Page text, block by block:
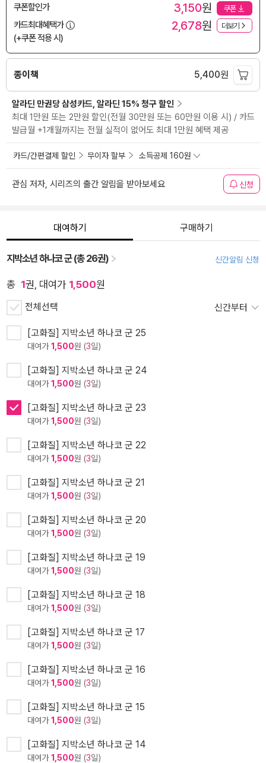
쿠폰할인가 3,150원 쿠폰
카드최대혜택가
(+쿠폰 적용 시)
2,678원 더보기
종이책 5,400원
알라딘 만권당 삼성카드, 알라딘 15% 청구 할인
최대 1만원 또는 2만원 할인(전월 30만원 또는 60만원 이용 시) / 카드
발급월 +1개월까지는 전월 실적이 없어도 최대 1만원 혜택 제공
카드/간편결제 할인 무이자 할부 소득공제 160원
관심 저자, 시리즈의 출간 알림을 받아보세요 신청
대여하기 구매하기
지박소년 하나코 군 (총 26권) 신간알림 신청
총 1권, 대여가 1,500원
전체선택 신간부터
[고화질] 지박소년 하나코 군 25
대여가1,500원 (3일)
[고화질] 지박소년 하나코 군 24
대여가1,500원 (3일)
[고화질] 지박소년 하나코 군 23
대여가1,500원 (3일)
[고화질] 지박소년 하나코 군 22
대여가1,500원 (3일)
[고화질] 지박소년 하나코 군 21
대여가1,500원 (3일)
[고화질] 지박소년 하나코 군 20
대여가1,500원 (3일)
[고화질] 지박소년 하나코 군 19
대여가1,500원 (3일)
[고화질] 지박소년 하나코 군 18
대여가1,500원 (3일)
[고화질] 지박소년 하나코 군 17
대여가1,500원 (3일)
[고화질] 지박소년 하나코 군 16
대여가1,500원 (3일)
[고화질] 지박소년 하나코 군 15
대여가1,500원 (3일)
[고화질] 지박소년 하나코 군 14
대여가1,500원 (3일)